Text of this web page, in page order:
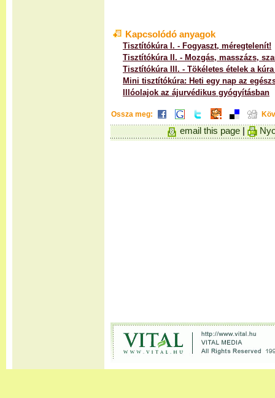
Kapcsolódó anyagok
Tisztítókúra I. - Fogyaszt, méregtelenít!
Tisztítókúra II. - Mozgás, masszázs,
Tisztítókúra III. - Tökéletes ételek a
Mini tisztítókúra: Heti egy nap az
Illóolajok az ájurvédikus gyógyításban
Ossza meg:
email this page